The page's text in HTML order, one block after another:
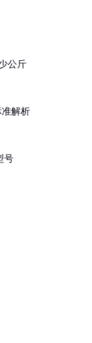
公斤
准解析
号